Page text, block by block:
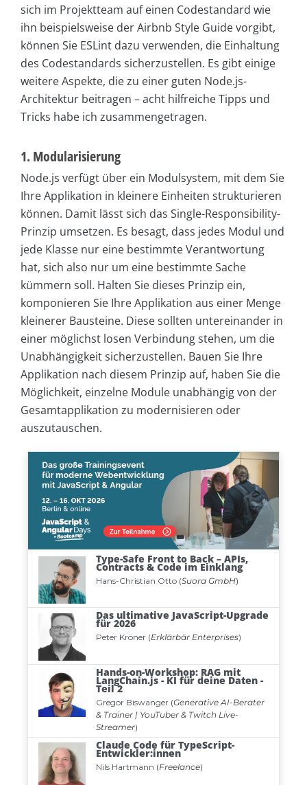
sich im Projektteam auf einen Codestandard wie
ihn beispielsweise der Airbnb Style Guide vorgibt,
können Sie ESLint dazu verwenden, die Einhaltung
des Codestandards sicherzustellen. Es gibt einige
weitere Aspekte, die zu einer guten Node.js-
Architektur beitragen – acht hilfreiche Tipps und
Tricks habe ich zusammengetragen.
1. Modularisierung
Node.js verfügt über ein Modulsystem, mit dem Sie
Ihre Applikation in kleinere Einheiten strukturieren
können. Damit lässt sich das Single-Responsibility-
Prinzip umsetzen. Es besagt, dass jedes Modul und
jede Klasse nur eine bestimmte Verantwortung
hat, sich also nur um eine bestimmte Sache
kümmern soll. Halten Sie dieses Prinzip ein,
komponieren Sie Ihre Applikation aus einer Menge
kleinerer Bausteine. Diese sollten untereinander in
einer möglichst losen Verbindung stehen, um die
Unabhängigkeit sicherzustellen. Bauen Sie Ihre
Applikation nach diesem Prinzip auf, haben Sie die
Möglichkeit, einzelne Module unabhängig von der
Gesamtapplikation zu modernisieren oder
auszutauschen.